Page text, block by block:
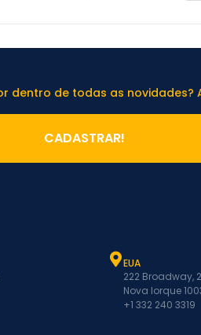
dentro de todas as novidades?
CADASTRAR!
EUA
222 Broadway,
Nova Iorque
+1 332 240 3319